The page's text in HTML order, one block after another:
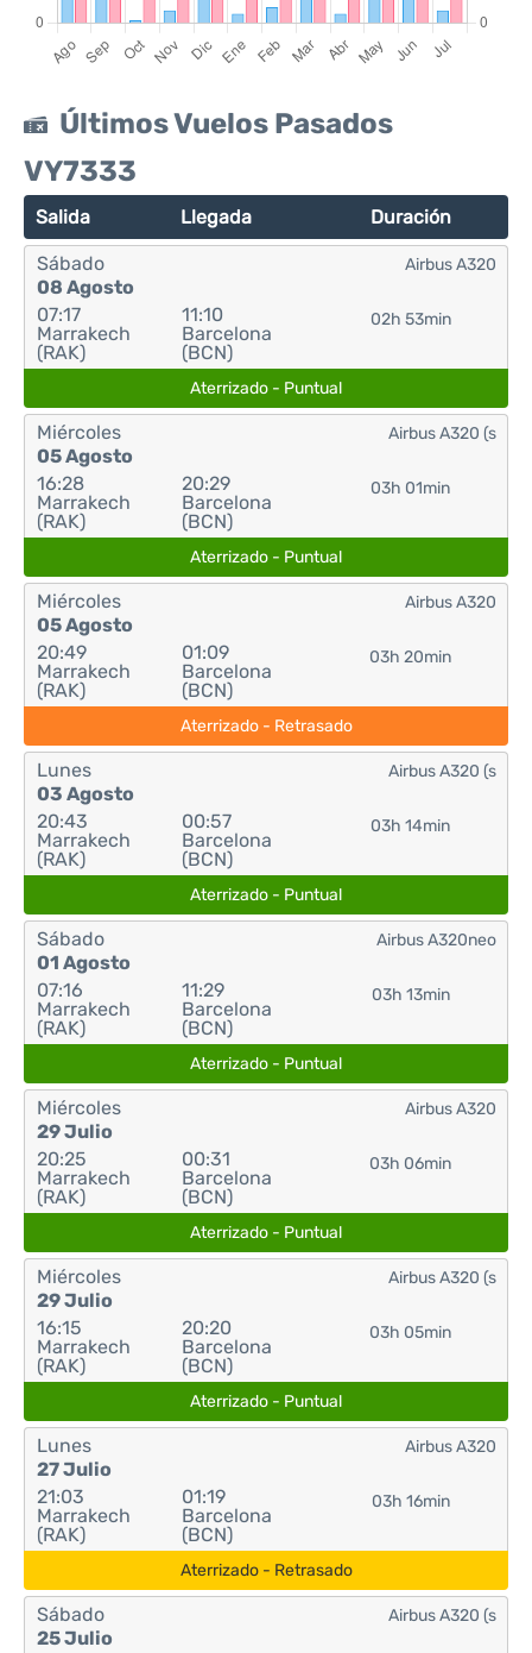
Últimos Vuelos Pasados
VY7333
Salida Llegada Duración
Sábado
08 Agosto
07:17
Marrakech
(RAK)
11:10
Barcelona
(BCN)
02h 53min
Airbus A320
Aterrizado - Puntual
Miércoles
05 Agosto
16:28
Marrakech
(RAK)
20:29
Barcelona
(BCN)
03h 01min
Airbus A320 (s
Aterrizado - Puntual
Miércoles
05 Agosto
20:49
Marrakech
(RAK)
01:09
Barcelona
(BCN)
03h 20min
Airbus A320
Aterrizado - Retrasado
Lunes
03 Agosto
20:43
Marrakech
(RAK)
00:57
Barcelona
(BCN)
03h 14min
Airbus A320 (s
Aterrizado - Puntual
Sábado
01 Agosto
07:16
Marrakech
(RAK)
11:29
Barcelona
(BCN)
03h 13min
Airbus A320neo
Aterrizado - Puntual
Miércoles
29 Julio
20:25
Marrakech
(RAK)
00:31
Barcelona
(BCN)
03h 06min
Airbus A320
Aterrizado - Puntual
Miércoles
29 Julio
16:15
Marrakech
(RAK)
20:20
Barcelona
(BCN)
03h 05min
Airbus A320 (s
Aterrizado - Puntual
Lunes
27 Julio
21:03
Marrakech
(RAK)
01:19
Barcelona
(BCN)
03h 16min
Airbus A320
Aterrizado - Retrasado
Sábado
25 Julio
Airbus A320 (s